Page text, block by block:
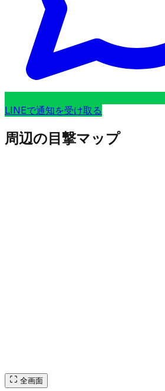
LINEで通知を受け取る
周辺の目撃マップ
全画面